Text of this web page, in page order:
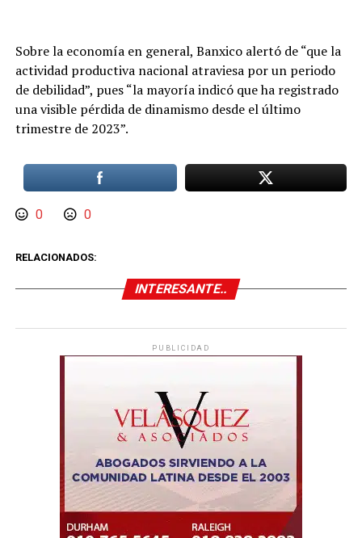
Sobre la economía en general, Banxico alertó de “que la
actividad productiva nacional atraviesa por un periodo
de debilidad”, pues “la mayoría indicó que ha registrado
una visible pérdida de dinamismo desde el último
trimestre de 2023”.
0 0
RELACIONADOS:
INTERESANTE..
PUBLICIDAD